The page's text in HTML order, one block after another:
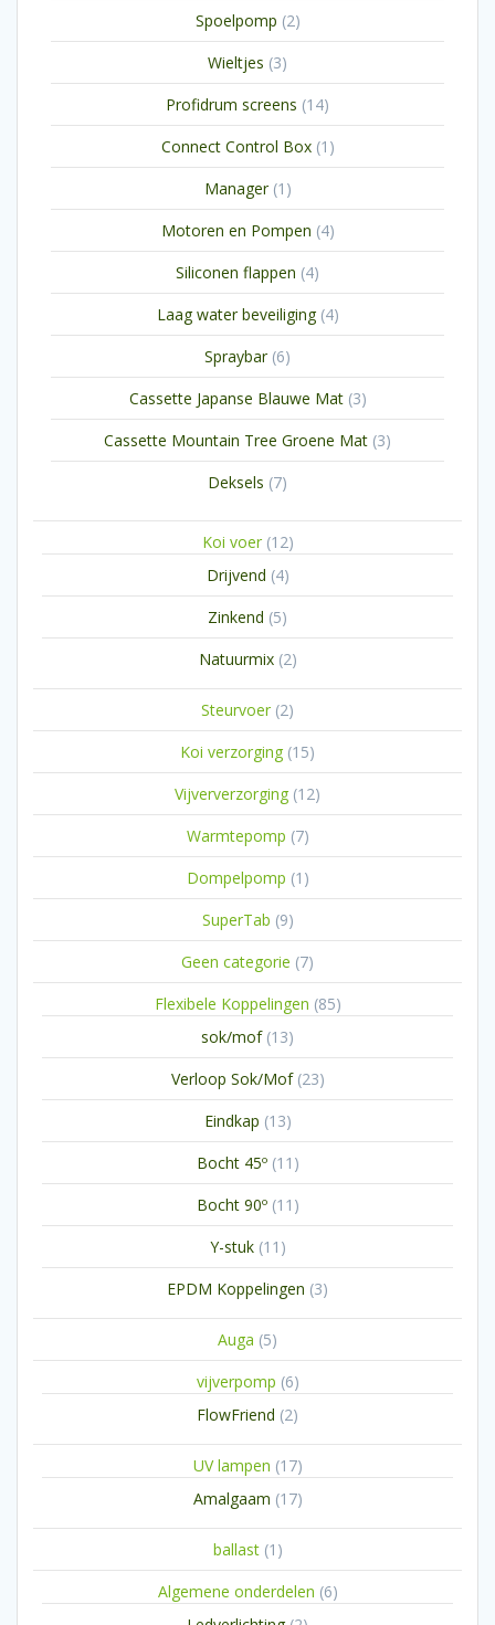
Spoelpomp 22
producten
Wieltjes 33
producten
Profidrum screens 1414
producten
Connect Control Box 1 1
product
Manager 1 1
product
Motoren en Pompen 44
producten
Siliconen flappen 44
producten
Laag water beveiliging 44
producten
Spraybar 66
producten
Cassette Japanse Blauwe Mat 33
producten
Cassette Mountain Tree Groene Mat 33
producten
Deksels 77
Koi voer 1212
Drijvend 44
producten
Zinkend 55
producten
Natuurmix 22
Steurvoer 22
producten
Koi verzorging 1515
producten
Vijververzorging 1212
producten
Warmtepomp 77
producten
Dompelpomp 1 1
product
SuperTab 99
producten
Geen categorie 77
producten
Flexibele Koppelingen 8585
sok/mof 1313
producten
Verloop Sok/Mof 2323
producten
Eindkap 1313
producten
Bocht 45º 11 11
producten
Bocht 90º 11 11
producten
Y-stuk 11 11
producten
EPDM Koppelingen 33
Auga 55
producten
vijverpomp 66
FlowFriend 22
UV lampen 1717
Amalgaam 1717
ballast 1 1
product
Algemene onderdelen 66